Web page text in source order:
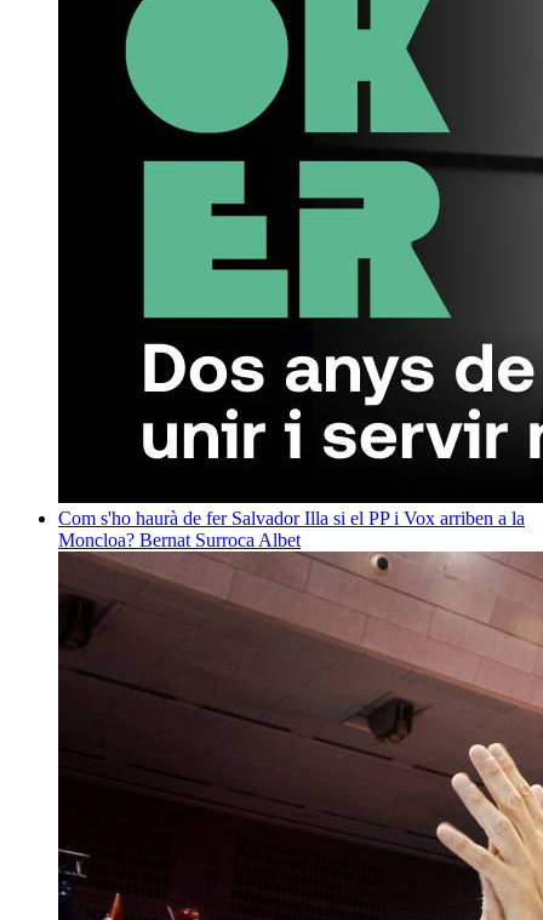
Com s'ho haurà de fer Salvador Illa si el PP i Vox arriben a la
Moncloa? Bernat Surroca Albet